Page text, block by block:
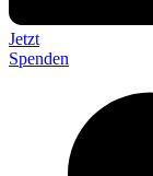
Jetzt
Spenden